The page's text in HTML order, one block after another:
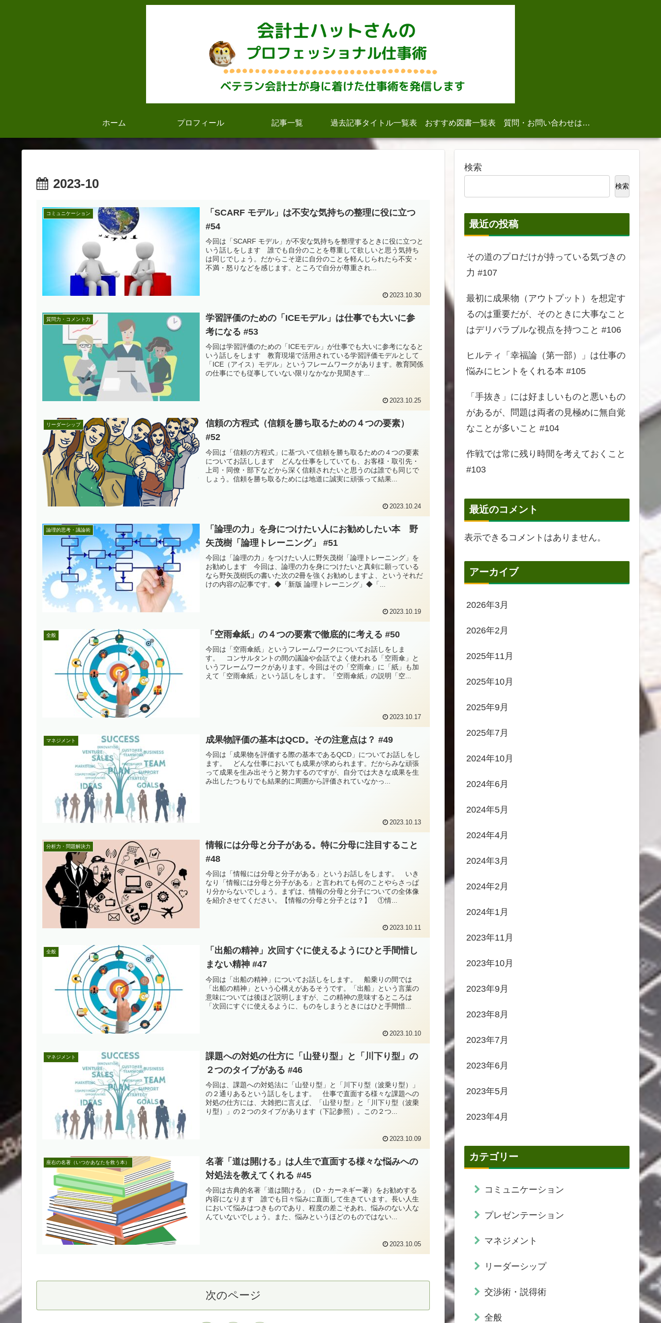
ホーム プロフィール 記事一覧 過去記事タイトル一覧表 おすすめ図書一覧表 質問・お問い合わせはこちら
2023-10
コミュニケーション
「SCARF モデル」は不安な気持ちの整理に役に立つ
#54
今回は「SCARF モデル」が不安な気持ちを整理するときに役に立つと
いう話しをします 誰でも自分のことを尊重して欲しいと思う気持ち
は同じでしょう。だからこそ逆に自分のことを軽んじられたら不安・
不満・怒りなどを感じます。ところで自分が尊重され...
2023.10.30
質問力・コメント力
学習評価のための「ICEモデル」は仕事でも大いに参
考になる #53
今回は学習評価のための「ICEモデル」が仕事でも大いに参考になると
いう話しをします 教育現場で活用されている学習評価モデルとして
「ICE（アイス）モデル」というフレームワークがあります。教育関係
の仕事にでも従事していない限りなかなか見聞きす...
2023.10.25
リーダーシップ
信頼の方程式（信頼を勝ち取るための４つの要素）
#52
今回は「信頼の方程式」に基づいて信頼を勝ち取るための４つの要素
についてお話しします どんな仕事をしていても、お客様・取引先・
上司・同僚・部下などから深く信頼されたいと思うのは誰でも同じで
しょう。信頼を勝ち取るためには地道に誠実に頑張って結果...
2023.10.24
論理的思考・議論術
「論理の力」を身につけたい人にお勧めしたい本 野
矢茂樹「論理トレーニング」 #51
今回は「論理の力」をつけたい人に野矢茂樹「論理トレーニング」を
お勧めします 今回は、論理の力を身につけたいと真剣に願っている
なら野矢茂樹氏の書いた次の2冊を強くお勧めしますよ、というそれだ
けの内容の記事です。◆「新版 論理トレーニング」◆「...
2023.10.19
全般 「空雨傘紙」の４つの要素で徹底的に考える #50
今回は「空雨傘紙」というフレームワークについてお話しをしま
す。 コンサルタントの間の議論や会話でよく使われる「空雨傘」と
いうフレームワークがあります。今回はその「空雨傘」に「紙」も加
えて「空雨傘紙」という話しをします。「空雨傘紙」の説明「空...
2023.10.17
マネジメント 成果物評価の基本はQCD。その注意点は？ #49
今回は「成果物を評価する際の基本であるQCD」についてお話しをし
ます。 どんな仕事においても成果が求められます。だからみな頑張
って成果を生み出そうと努力するのですが、自分では大きな成果を生
み出したつもりでも結果的に周囲から評価されていなかっ...
2023.10.13
分析力・問題解決力
情報には分母と分子がある。特に分母に注目すること
#48
今回は「情報には分母と分子がある」というお話しをします。 いき
なり「情報には分母と分子がある」と言われても何のことやらさっぱ
り分からないでしょう。まずは、情報の分母と分子についての全体像
を紹介させてください。【情報の分母と分子とは？】 ①情...
2023.10.11
全般
「出船の精神」次回すぐに使えるようにひと手間惜し
まない精神 #47
今回は「出船の精神」についてお話しをします。 船乗りの間では
「出船の精神」という心構えがあるそうです。「出船」という言葉の
意味については後ほど説明しますが、この精神の意味するところは
「次回にすぐに使えるように、ものをしまうときにはひと手間惜...
2023.10.10
マネジメント
課題への対処の仕方に「山登り型」と「川下り型」の
２つのタイプがある #46
今回は、課題への対処法に「山登り型」と「川下り型（波乗り型）」
の２通りあるという話しをします。 仕事で直面する様々な課題への
対処の仕方には、大雑把に言えば、「山登り型」と「川下り型（波乗
り型）」の２つのタイプがあります（下記参照）。この２つ...
2023.10.09
座右の名著（いつかあなたを救う本）
名著「道は開ける」は人生で直面する様々な悩みへの
対処法を教えてくれる #45
今回は古典的名著「道は開ける」（D・カーネギー著）をお勧めする
内容になります 誰でも日々悩みに直面して生きています。長い人生
において悩みはつきものであり、程度の差こそあれ、悩みのない人な
んていないでしょう。また、悩みというほどのものではない...
2023.10.05
次のページ
検索
検索
最近の投稿
その道のプロだけが持っている気づきの
力 #107
最初に成果物（アウトプット）を想定す
るのは重要だが、そのときに大事なこと
はデリバラブルな視点を持つこと #106
ヒルティ「幸福論（第一部）」は仕事の
悩みにヒントをくれる本 #105
「手抜き」には好ましいものと悪いもの
があるが、問題は両者の見極めに無自覚
なことが多いこと #104
作戦では常に残り時間を考えておくこと
#103
最近のコメント
表示できるコメントはありません。
アーカイブ
2026年3月
2026年2月
2025年11月
2025年10月
2025年9月
2025年7月
2024年10月
2024年6月
2024年5月
2024年4月
2024年3月
2024年2月
2024年1月
2023年11月
2023年10月
2023年9月
2023年8月
2023年7月
2023年6月
2023年5月
2023年4月
カテゴリー
コミュニケーション
プレゼンテーション
マネジメント
リーダーシップ
交渉術・説得術
全般